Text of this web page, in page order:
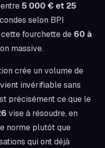
5 000 € et 25
selon BPI
fourchette de 60 à
massive.
crée un volume de
invérifiable sans
précisément ce que le
vise à résoudre, en
norme plutôt que
qui ont déjà